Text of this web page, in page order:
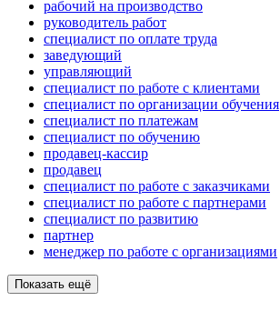
рабочий на производство
руководитель работ
специалист по оплате труда
заведующий
управляющий
специалист по работе с клиентами
специалист по организации обучения
специалист по платежам
специалист по обучению
продавец-кассир
продавец
специалист по работе с заказчиками
специалист по работе с партнерами
специалист по развитию
партнер
менеджер по работе с организациями
Показать ещё